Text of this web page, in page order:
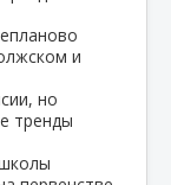
и
но
тренды